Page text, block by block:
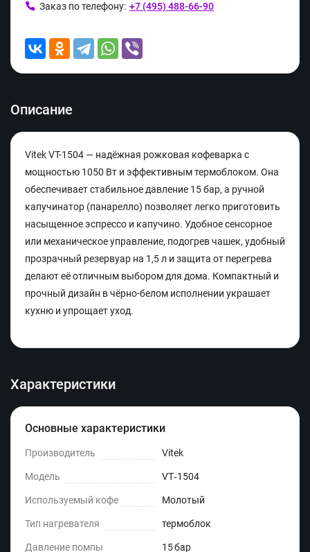
Заказ по телефону: +7 (495) 488-66-90
Описание
Vitek VT-1504 — надёжная рожковая кофеварка с
мощностью 1050 Вт и эффективным термоблоком. Она
обеспечивает стабильное давление 15 бар, а ручной
капучинатор (панарелло) позволяет легко приготовить
насыщенное эспрессо и капучино. Удобное сенсорное
или механическое управление, подогрев чашек, удобный
прозрачный резервуар на 1,5 л и защита от перегрева
делают её отличным выбором для дома. Компактный и
прочный дизайн в чёрно-белом исполнении украшает
кухню и упрощает уход.
Характеристики
Основные характеристики
Производитель Vitek
Модель VT‑1504
Используемый кофе Молотый
Тип нагревателя термоблок
Давление помпы 15 бар